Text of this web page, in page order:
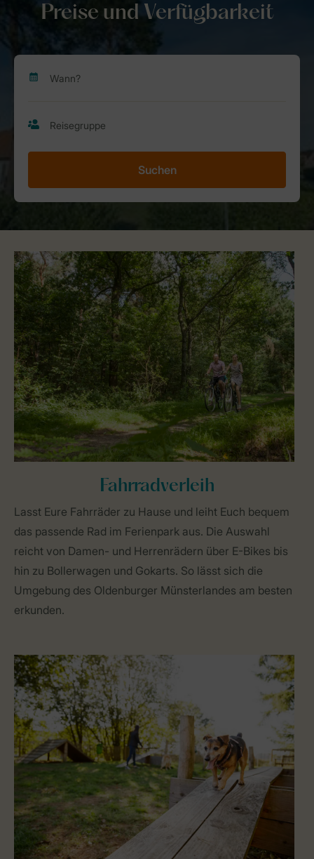
Preise und Verfügbarkeit
Suchen
Fahrradverleih
Lasst Eure Fahrräder zu Hause und leiht Euch bequem
das passende Rad im Ferienpark aus. Die Auswahl
reicht von Damen- und Herrenrädern über E-Bikes bis
hin zu Bollerwagen und Gokarts. So lässt sich die
Umgebung des Oldenburger Münsterlandes am besten
erkunden.